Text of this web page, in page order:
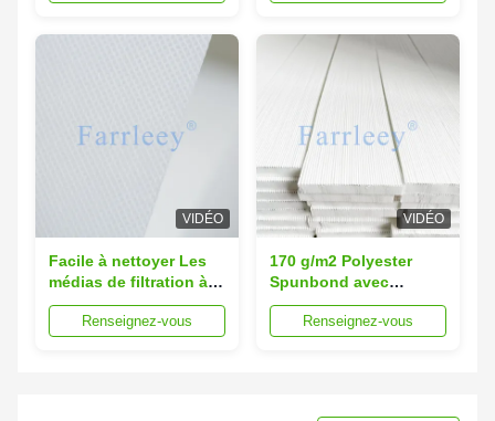
F9
systèmes de
revêtement en poudre
VIDÉO
Facile à nettoyer Les
médias de filtration à
membrane en polyester
à liaison spongiale à
Renseignez-vous
VIDÉO
170 g/m2 Polyester
Spunbond avec
membrane PTFE pour
collecteur de
Renseignez-vous